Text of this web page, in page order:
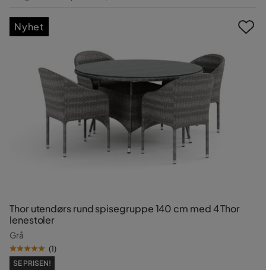
Thor utendørs rund spisegruppe 140 cm med 4 Thor
lenestoler
Grå
(1)
SE PRISEN!
Nyhet